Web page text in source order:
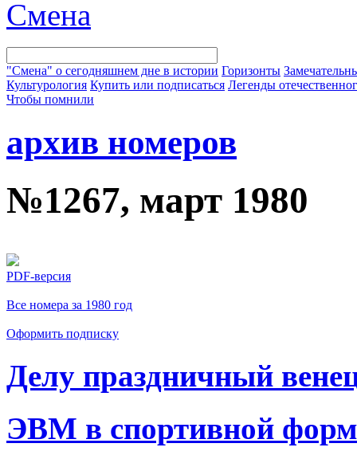
"Смена" о сегодняшнем дне в истории Горизонты
Культурология Купить или подписаться Легенды
Чтобы помнили
архив номеров
№1267, март 1980
PDF-версия
Все номера за 1980 год
Оформить подписку
Делу праздничный
ЭВМ в спортивной